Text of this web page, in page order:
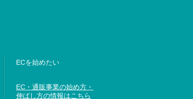
ECを始めたい
EC・通販事業の始め方・
伸ばし方の情報はこちら